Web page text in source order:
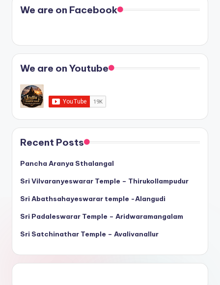
We are on Facebook
We are on Youtube
Recent Posts
Pancha Aranya Sthalangal
Sri Vilvaranyeswarar Temple – Thirukollampudur
Sri Abathsahayeswarar temple -Alangudi
Sri Padaleswarar Temple – Aridwaramangalam
Sri Satchinathar Temple – Avalivanallur